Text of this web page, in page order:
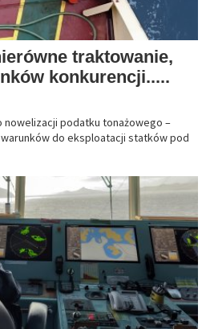
traktowanie,
konkurencji.....
nowelizacji podatku tonażowego –
do eksploatacji statków pod